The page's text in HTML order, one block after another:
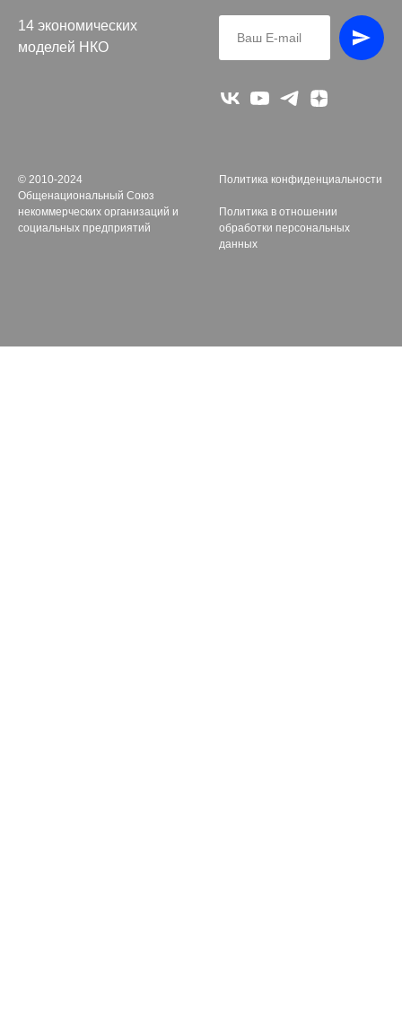
14 экономических
моделей НКО
© 2010-2024
Общенациональный Союз
некоммерческих организаций и
социальных предприятий
Политика конфиденциальности
Политика в отношении
обработки персональных
данных